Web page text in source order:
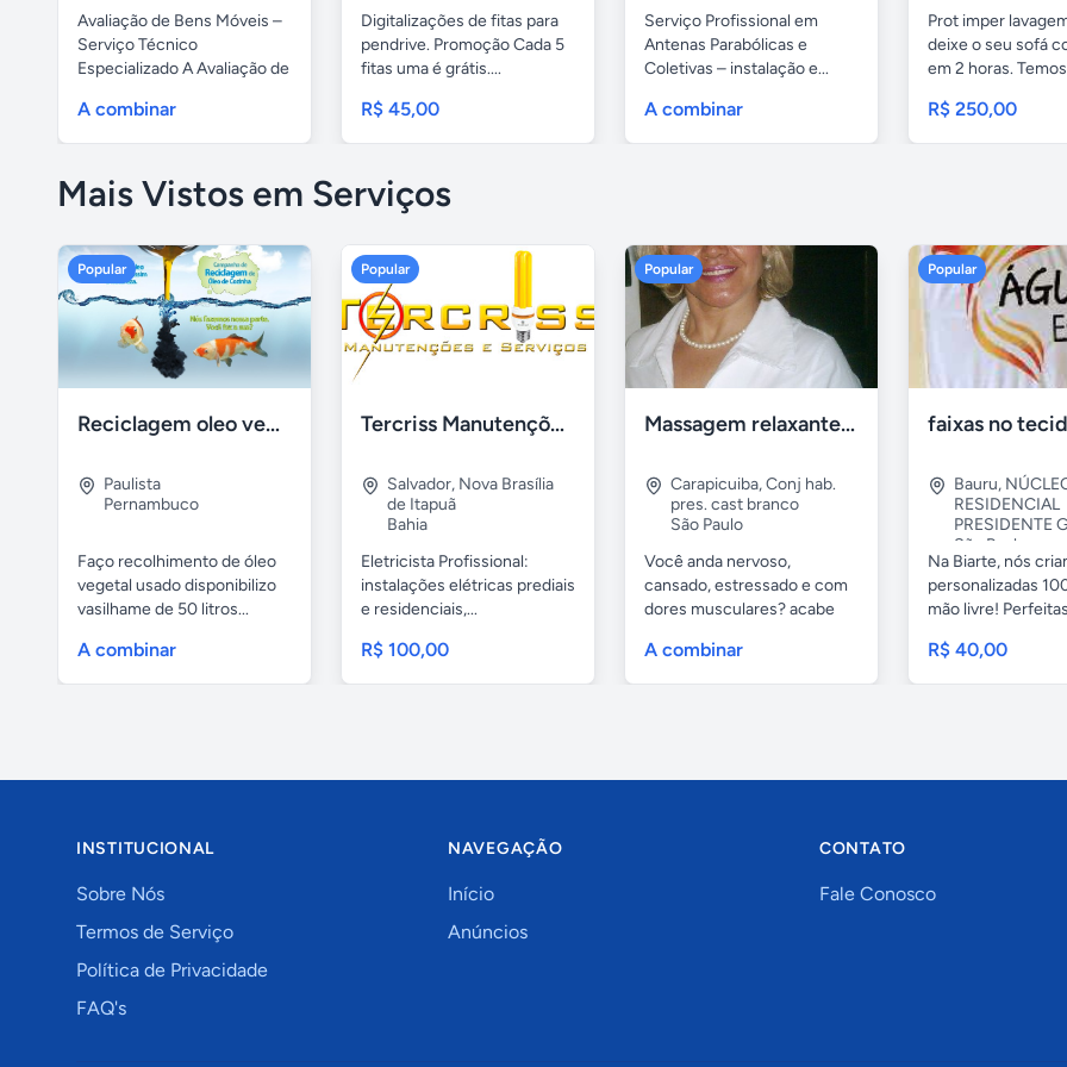
Avaliação de Bens Móveis –
Serviço Técnico
Especializado A Avaliação de
A combinar
Digitalizações de fitas para
pendrive. Promoção Cada 5
fitas uma é grátis....
R$ 45,00
Serviço Profissional em
Antenas Parabólicas e
Coletivas – instalação e...
A combinar
Prot imper
deixe o seu sofá
em 2 horas.
R$ 250,00
Mais Vistos em Serviços
Popular
Reciclagem oleo vegetal
Paulista
Pernambuco
Faço recolhimento de óleo
vegetal usado disponibilizo
vasilhame de 50 litros...
A combinar
Popular
Tercriss Manutenções e Serviços
Salvador, Nova Brasília
de Itapuã
Bahia
Eletricista Profissional:
instalações elétricas prediais
e residenciais,...
R$ 100,00
Popular
Massagem relaxante- terapeutica e depilação
Carapicuiba,Conj hab.
pres. cast branco
São Paulo
Você anda nervoso,
cansado, estressado e com
dores musculares? acabe
A combinar
Popular
Bauru,
RESIDENCIAL
PRESIDENTE
São Paulo
Na Biarte, nós
personalizadas
mão livre!
R$ 40,00
INSTITUCIONAL
Sobre Nós
Termos de Serviço
Política de Privacidade
FAQ's
NAVEGAÇÃO
Início
Anúncios
CONTATO
Fale Conosco